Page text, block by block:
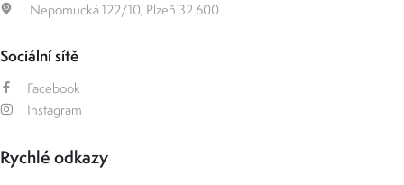
Nepomucká 122/10, Plzeň 32 600
Sociální sítě
Facebook
Instagram
Rychlé odkazy